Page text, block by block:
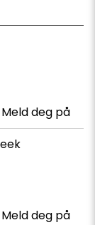
Meld deg på
Meld deg på